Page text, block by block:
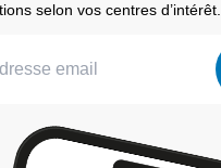
selon vos centres d’intérêt.